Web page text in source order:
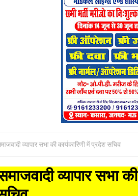
व्यापार सभा की कार्यकारिणी में प्रदेश सचिव
व्यापार सभा की